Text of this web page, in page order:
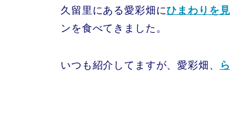
久留里にある愛彩畑にひまわりを
ンを食べてきました。
いつも紹介してますが、愛彩畑、